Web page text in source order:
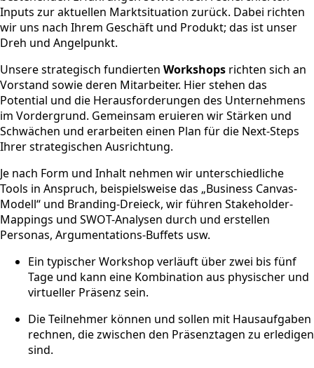
Inputs zur aktuellen Marktsituation zurück. Dabei richten
wir uns nach Ihrem Geschäft und Produkt; das ist unser
Dreh und Angelpunkt.
Unsere strategisch fundierten Workshops richten sich an
Vorstand sowie deren Mitarbeiter. Hier stehen das
Potential und die Herausforderungen des Unternehmens
im Vordergrund. Gemeinsam eruieren wir Stärken und
Schwächen und erarbeiten einen Plan für die Next-Steps
Ihrer strategischen Ausrichtung.
Je nach Form und Inhalt nehmen wir unterschiedliche
Tools in Anspruch, beispielsweise das „Business Canvas-
Modell“ und Branding-Dreieck, wir führen Stakeholder-
Mappings und SWOT-Analysen durch und erstellen
Personas, Argumentations-Buffets usw.
Ein typischer Workshop verläuft über zwei bis fünf
Tage und kann eine Kombination aus physischer und
virtueller Präsenz sein.
Die Teilnehmer können und sollen mit Hausaufgaben
rechnen, die zwischen den Präsenztagen zu erledigen
sind.